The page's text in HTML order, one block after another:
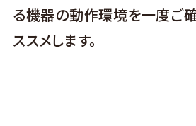
る機器の動作環境を一度ご
ススメします。